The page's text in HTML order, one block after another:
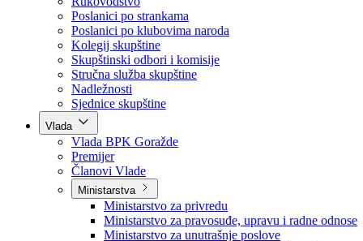
Skupština
Skupština BPK Goražde
Rukovodstvo
Poslanici po strankama
Poslanici po klubovima naroda
Kolegij skupštine
Skupštinski odbori i komisije
Stručna služba skupštine
Nadležnosti
Sjednice skupštine
Vlada
Vlada BPK Goražde
Premijer
Članovi Vlade
Ministarstva